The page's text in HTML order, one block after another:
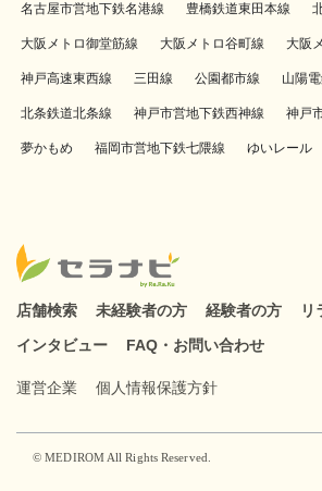
名古屋市営地下鉄名港線 豊橋鉄道東田本線
大阪メトロ御堂筋線 大阪メトロ谷町線 大阪
神戸高速東西線 三田線 公園都市線 山陽
北条鉄道北条線 神戸市営地下鉄西神線 神戸
夢かもめ 福岡市営地下鉄七隈線 ゆいレール
店舗検索 未経験者の方 経験者の方
リ
インタビュー
FAQ・お問い合わせ
運営企業 個人情報保護方針
© MEDIROM All Rights Reserved.